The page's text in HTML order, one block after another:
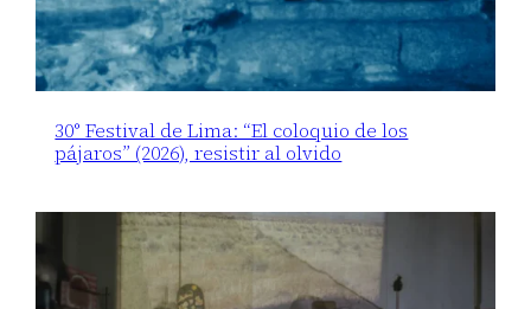
30° Festival de Lima: “El coloquio de los
pájaros” (2026), resistir al olvido